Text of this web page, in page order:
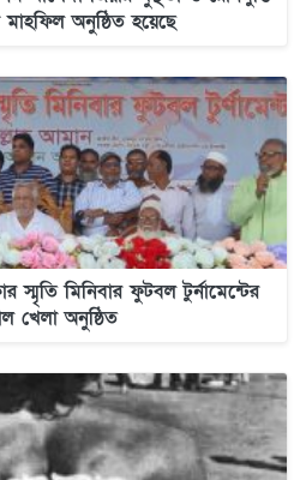
অনুষ্ঠিত হয়েছে
স্মৃতি মিনিবার ফুটবল টুর্নামেন্টের
খেলা অনুষ্ঠিত